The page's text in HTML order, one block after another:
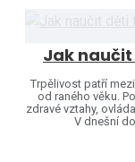
Trpělivost patří
od raného věku.
zdravé vztahy,
V dnešní